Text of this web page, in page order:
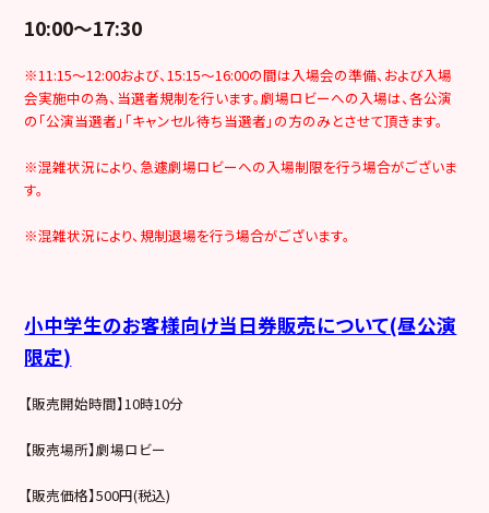
10:00～17:30
※11:15～12:00および、15:15～16:00の間は入場会の準備、および入場
会実施中の為、当選者規制を行います。劇場ロビーへの入場は、各公演
の「公演当選者」「キャンセル待ち当選者」の方のみとさせて頂きます。
※混雑状況により、急遽劇場ロビーへの入場制限を行う場合がございま
す。
※混雑状況により、規制退場を行う場合がございます。
小中学生のお客様向け当日券販売について(昼公演
限定)
【販売開始時間】10時10分
【販売場所】劇場ロビー
【販売価格】500円(税込)